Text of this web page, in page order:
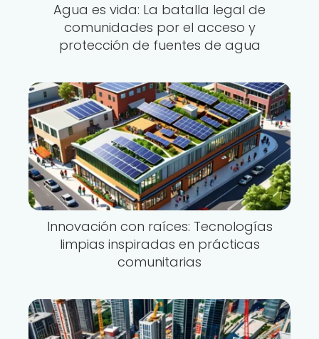
Agua es vida: La batalla legal de
comunidades por el acceso y
protección de fuentes de agua
Innovación con raíces: Tecnologías
limpias inspiradas en prácticas
comunitarias